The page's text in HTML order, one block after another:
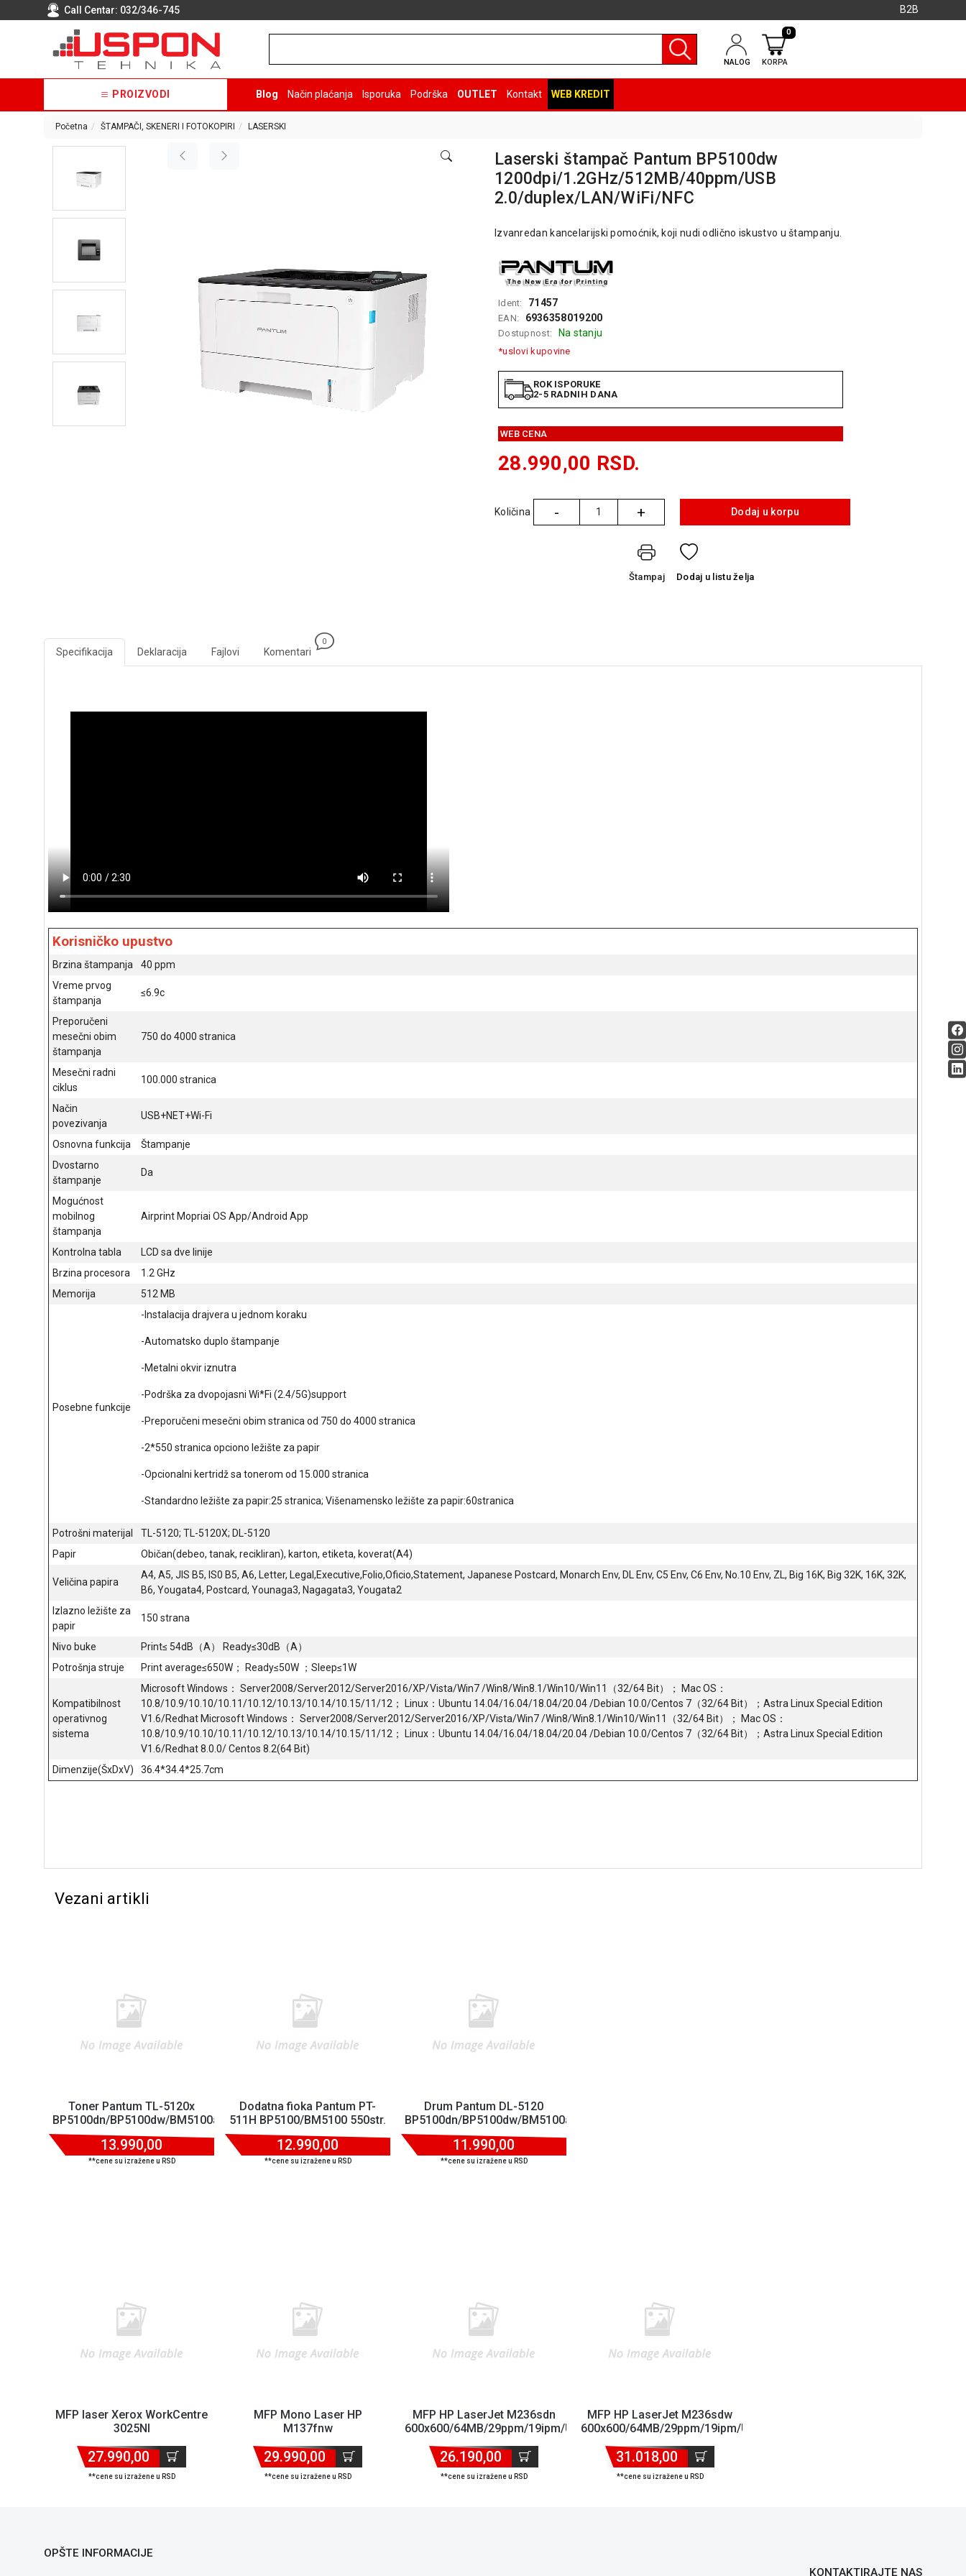
Call Centar: 032/346-745 B2B
NALOG KORPA
0
PROIZVODI Blog Način plaćanja Isporuka Podrška OUTLET Kontakt WEB KREDIT
Početna ŠTAMPAČI, SKENERI I FOTOKOPIRI LASERSKI
Laserski štampač Pantum BP5100dw
1200dpi/1.2GHz/512MB/40ppm/USB
2.0/duplex/LAN/WiFi/NFC
Izvanredan kancelarijski pomoćnik, koji nudi odlično iskustvo u štampanju.
Ident: 71457
EAN: 6936358019200
Dostupnost: Na stanju
*uslovi kupovine
ROK ISPORUKE
2-5 RADNIH DANA
WEB CENA
28.990,00 RSD.
Količina - + Dodaj u korpu
Štampaj Dodaj u listu želja
Specifikacija Deklaracija Fajlovi Komentari
0
Korisničko upustvo
Brzina štampanja
40 ppm
Vreme prvog
štampanja
≤6.9с
Preporučeni
mesečni obim
štampanja
750 do 4000 stranica
Mesečni radni
ciklus
100.000 stranica
Način
povezivanja
USB+NET+Wi-Fi
Osnovna funkcija
Štampanje
Dvostarno
štampanje
Da
Mogućnost
mobilnog
štampanja
Airprint Mopriai OS App/Android App
Kontrolna tabla
LCD sa dve linije
Brzina procesora
1.2 GHz
Memorija
512 MB
Posebne funkcije
-Instalacija drajvera u jednom koraku
-Automatsko duplo štampanje
-Metalni okvir iznutra
-Podrška za dvopojasni Wi*Fi (2.4/5G)support
-Preporučeni mesečni obim stranica od 750 do 4000 stranica
-2*550 stranica opciono ležište za papir
-Opcionalni kertridž sa tonerom od 15.000 stranica
-Standardno ležište za papir:25 stranica; Višenamensko ležište za papir:60stranica
Potrošni materijal
TL-5120; TL-5120X; DL-5120
Papir
Običan(debeo, tanak, recikliran), karton, etiketa, koverat(A4)
Veličina papira
A4, A5, JIS B5, IS0 B5, A6, Letter, Legal,Executive,Folio,Oficio,Statement, Japanese Postcard, Monarch Env, DL Env, C5 Env, C6 Env, No.10 Env, ZL, Big 16K, Big 32K, 16K, 32K,
B6, Yougata4, Postcard, Younaga3, Nagagata3, Yougata2
Izlazno ležište za
papir
150 strana
Nivo buke
Print≤ 54dB（A） Ready≤30dB（A）
Potrošnja struje
Print average≤650W； Ready≤50W ；Sleep≤1W
Kompatibilnost
operativnog
sistema
Microsoft Windows： Server2008/Server2012/Server2016/XP/Vista/Win7 /Win8/Win8.1/Win10/Win11（32/64 Bit）； Mac OS：
10.8/10.9/10.10/10.11/10.12/10.13/10.14/10.15/11/12； Linux：Ubuntu 14.04/16.04/18.04/20.04 /Debian 10.0/Centos 7（32/64 Bit）；Astra Linux Special Edition
V1.6/Redhat Microsoft Windows： Server2008/Server2012/Server2016/XP/Vista/Win7 /Win8/Win8.1/Win10/Win11（32/64 Bit）； Mac OS：
10.8/10.9/10.10/10.11/10.12/10.13/10.14/10.15/11/12； Linux：Ubuntu 14.04/16.04/18.04/20.04 /Debian 10.0/Centos 7（32/64 Bit）；Astra Linux Special Edition
V1.6/Redhat 8.0.0/ Centos 8.2(64 Bit)
Dimenzije(ŠxDxV)
36.4*34.4*25.7cm
Vezani artikli
Toner Pantum TL-5120x
BP5100dn/BP5100dw/BM5100adn/BM5100adw/BM5100f...
13.990,00
**cene su izražene u RSD
Dodatna fioka Pantum PT-
511H BP5100/BM5100 550str.
12.990,00
**cene su izražene u RSD
Drum Pantum DL-5120
BP5100dn/BP5100dw/BM5100adn/BM5100adw/BM5100fdn...
11.990,00
**cene su izražene u RSD
MFP laser Xerox WorkCentre
3025NI
27.990,00
**cene su izražene u RSD
MFP Mono Laser HP
M137fnw
Ton...
29.990,00
**cene su izražene u RSD
MFP HP LaserJet M236sdn
600x600/64MB/29ppm/19ipm/USB/LAN/Duplex/ADF...
26.190,00
**cene su izražene u RSD
MFP HP LaserJet M236sdw
600x600/64MB/29ppm/19ipm/USB/LAN/WiFi/Duple...
31.018,00
**cene su izražene u RSD
OPŠTE INFORMACIJE
KONTAKTIRAJTE NAS